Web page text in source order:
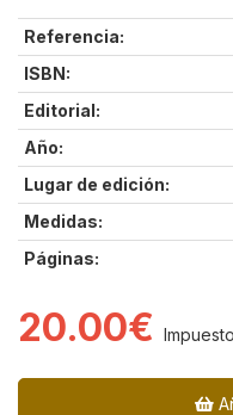
Referencia:
ISBN:
Editorial:
Año:
Lugar de edición:
Medidas:
Páginas:
20.00€